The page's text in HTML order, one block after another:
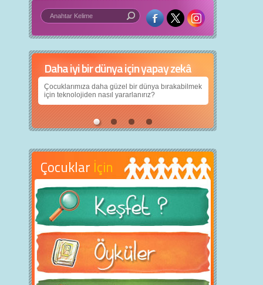
Daha iyi bir dünya için yapay zekâ
Çocuklarımıza daha güzel bir dünya bırakabilmek
için teknolojiden nasıl yararlanırız?
Çocuklar İçin